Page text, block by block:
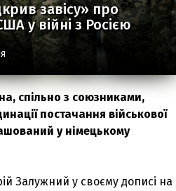
завісу» про
у війні з Росією
спільно з союзниками,
постачання військової
у німецькому
Залужний у своєму дописі на